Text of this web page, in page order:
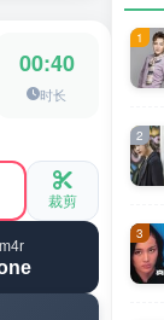
00:40
时长
裁剪
1
2
3